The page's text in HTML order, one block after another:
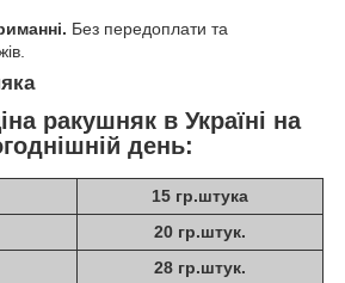
Без передоплати та
ракушняк в Україні на
день:
15 гр.штука
20 гр.штук.
28 гр.штук.